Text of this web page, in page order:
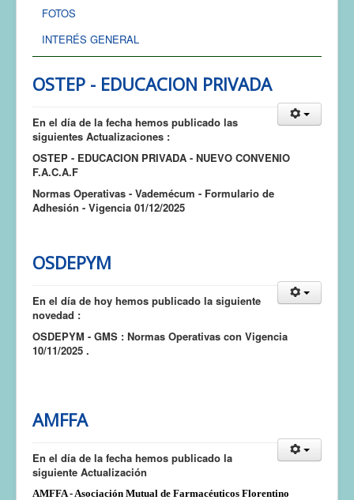
FOTOS
INTERÉS GENERAL
OSTEP - EDUCACION PRIVADA
En el día de la fecha hemos publicado las
siguientes Actualizaciones :
OSTEP - EDUCACION PRIVADA - NUEVO CONVENIO
F.A.C.A.F
Normas Operativas - Vademécum - Formulario de
Adhesión - Vigencia 01/12/2025
OSDEPYM
En el día de hoy hemos publicado la siguiente
novedad :
OSDEPYM - GMS : Normas Operativas con Vigencia
10/11/2025 .
AMFFA
En el día de la fecha hemos publicado la
siguiente Actualización
AMFFA - Asociación Mutual de Farmacéuticos Florentino